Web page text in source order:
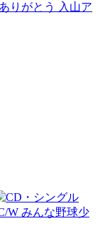
りがとう
入山ア
W みんな野球少